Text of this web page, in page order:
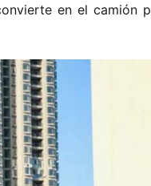
en el camión